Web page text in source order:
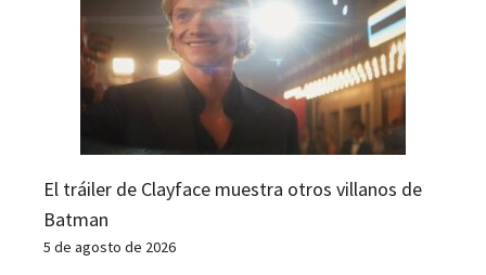
El tráiler de Clayface muestra otros villanos de
Batman
5 de agosto de 2026